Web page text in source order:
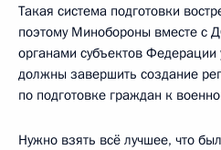
Такая система подготовки
поэтому Минобороны вместе с
органами субъектов
должны завершить создание
по подготовке граждан к
Нужно взять всё лучшее, что